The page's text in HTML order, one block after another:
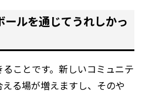
ルを通じてうれしかっ
ことです。新しいコミュニテ
る場が増えますし、そのや